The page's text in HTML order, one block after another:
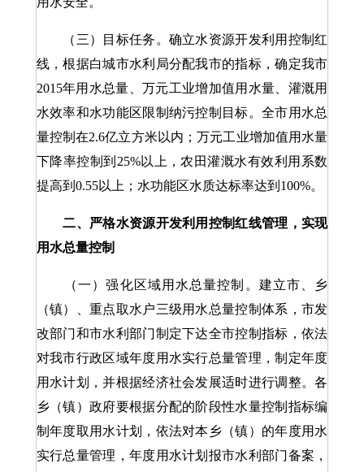
（三）目标任务。确立水资源开发利用控制红
线，根据白城市水利局分配我市的指标，确定我市
2015年用水总量、万元工业增加值用水量、灌溉用
水效率和水功能区限制纳污控制目标。全市用水总
量控制在2.6亿立方米以内；万元工业增加值用水量
下降率控制到25%以上，农田灌溉水有效利用系数
提高到0.55以上；水功能区水质达标率达到100%。
二、严格水资源开发利用控制红线管理，实现
用水总量控制
（一）强化区域用水总量控制。建立市、乡
（镇）、重点取水户三级用水总量控制体系，市发
改部门和市水利部门制定下达全市控制指标，依法
对我市行政区域年度用水实行总量管理，制定年度
用水计划，并根据经济社会发展适时进行调整。各
乡（镇）政府要根据分配的阶段性水量控制指标编
制年度取用水计划，依法对本乡（镇）的年度用水
实行总量管理，年度用水计划报市水利部门备案，